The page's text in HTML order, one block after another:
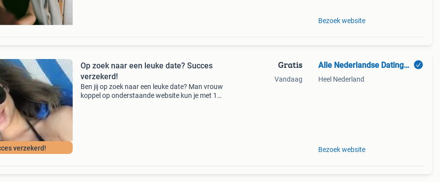
Bezoek website
verzekerd!
Op zoek naar een leuke date? Succes
verzekerd!
Ben jij op zoek naar een leuke date? Man vrouw
koppel op onderstaande website kun je met 1
Gratis
Vandaag
Alle Nederlandse Datingsites
Heel Nederland
Bezoek website